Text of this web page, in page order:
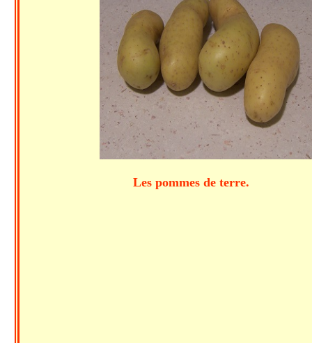
Les pommes de